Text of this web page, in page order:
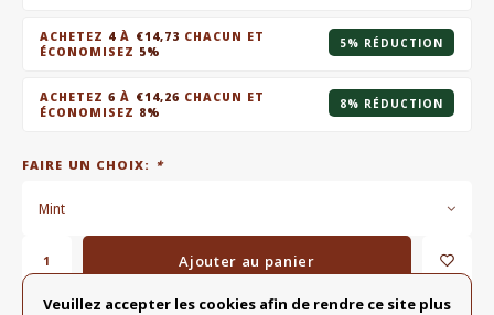
ACHETEZ 4 À €14,73 CHACUN ET
ÉCONOMISEZ 5%
5% RÉDUCTION
ACHETEZ6 À €14,26 CHACUN ET
ÉCONOMISEZ 8%
8% RÉDUCTION
FAIRE UN CHOIX: *
Mint
Ajouter au panier
Veuillez accepter les cookies afin de rendre ce site plus